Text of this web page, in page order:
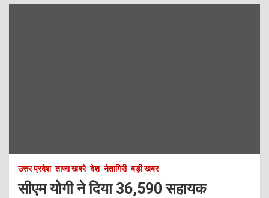
उत्तर प्रदेश ताजा खबरे देश नेतागिरी बड़ी खबर
सीएम योगी ने दिया 36,590 सहायक